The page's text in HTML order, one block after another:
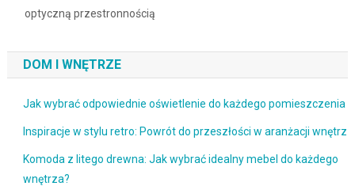
optyczną przestronnością
DOM I WNĘTRZE
Jak wybrać odpowiednie oświetlenie do każdego pomieszczenia
Inspiracje w stylu retro: Powrót do przeszłości w aranżacji wnętrz
Komoda z litego drewna: Jak wybrać idealny mebel do każdego
wnętrza?